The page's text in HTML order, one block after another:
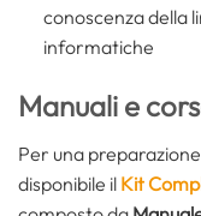
conoscenza della
informatiche
Manuali e
Per una
disponibile il Kit